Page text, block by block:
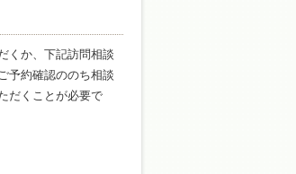
くか、下記訪問相談
予約確認ののち相談
だくことが必要で